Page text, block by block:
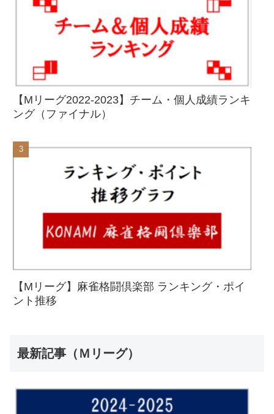
【Mリーグ2022-2023】チーム・個人成績ランキ
ング（ファイナル）
【Mリーグ】麻雀格闘倶楽部 ランキング・ポイ
ント推移
最新記事（Ｍリーグ）